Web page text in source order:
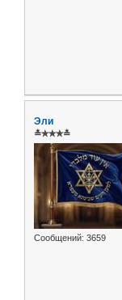
Эли
≛✯✯✯≛
Сообщений: 3659